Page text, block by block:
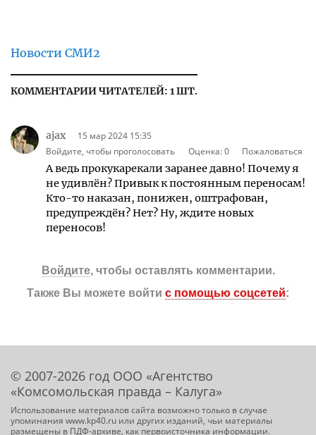
Новости СМИ2
КОММЕНТАРИИ ЧИТАТЕЛЕЙ: 1 ШТ.
ajax
15 мар 2024 15:35
Войдите, чтобы проголосовать
Оценка:0 Пожаловаться
А ведь прокукарекали заранее давно! Почему я
не удивлён? Привык к постоянным переносам!
Кто-то наказан, понижен, оштрафован,
предупреждён? Нет? Ну, ждите новых
переносов!
Войдите, чтобы оставлять комментарии.
Также Вы можете войти с помощью соцсетей:
© 2007-2026 год ООО «Агентство
«Комсомольская правда – Калуга»
Использование материалов сайта возможно только в случае
упоминания www.kp40.ru или других изданий, чьи материалы
размещены в ПДФ-архиве, как первоисточника информации.